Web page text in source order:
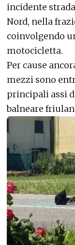
incidente
Nord, nella
coinvolgendo
motocicletta.
Per cause
mezzi sono
principali assi
balneare